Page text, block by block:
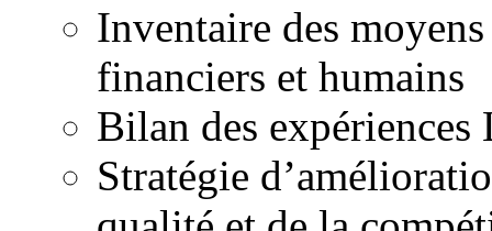
Inventaire des moyens
financiers et humains
Bilan des
Stratégie